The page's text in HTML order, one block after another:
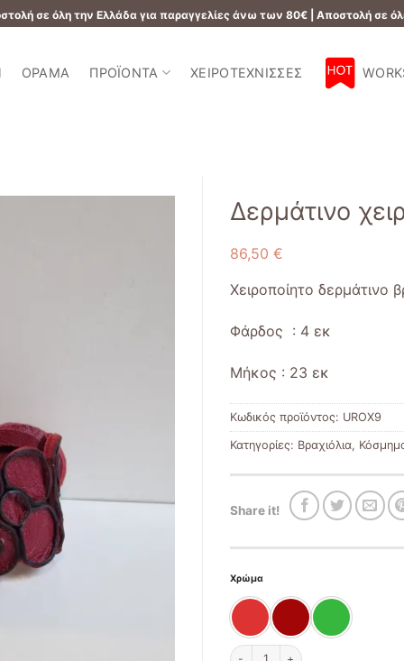
σε όλη την Ελλάδα για παραγγελίες άνω των 80€ | Αποστολή σε
ΌΡΑΜΑ ΠΡΟΪΌΝΤΑ ΧΕΙΡΟΤΈΧΝΙΣΣΕΣ
Δερμάτινο
86,50 €
Χειροποίητο δερμάτινο
Φάρδος : 4 εκ
Μήκος : 23 εκ
Κωδικός προϊόντος: UROX9
Κατηγορίες: Βραχιόλια,
Share it!
Χρώμα
Δερμάτινο χειροποίητο βραχιόλι